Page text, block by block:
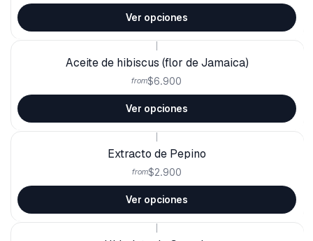
Ver opciones
Aceite de hibiscus (flor de Jamaica)
from$6.900
Ver opciones
Extracto de Pepino
from$2.900
Ver opciones